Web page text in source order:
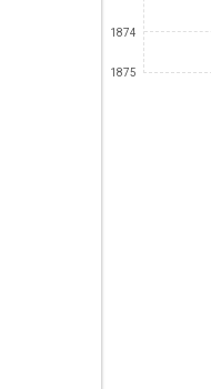
1874
1875